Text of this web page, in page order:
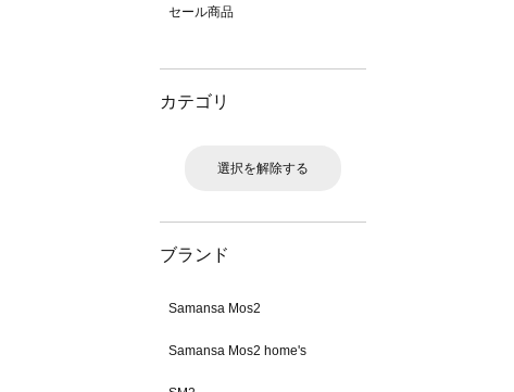
セール商品
カテゴリ
選択を解除する
ブランド
Samansa Mos2
Samansa Mos2 home's